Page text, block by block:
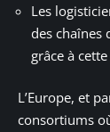
Les
des chaînes
grâce à
L’Europe, et
consortiums